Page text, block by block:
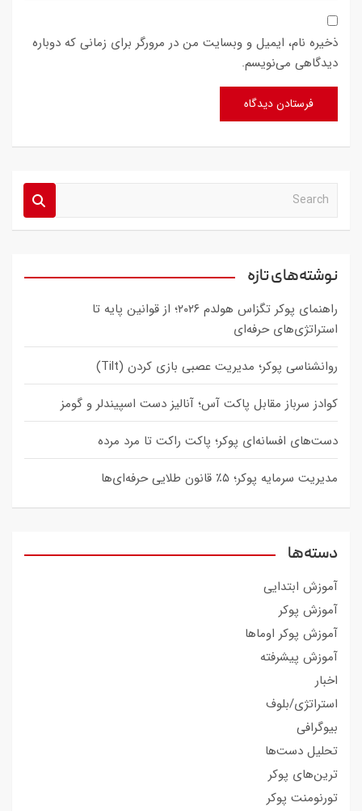
ذخیره نام، ایمیل و وبسایت من در مرورگر برای زمانی که دوباره
دیدگاهی می‌نویسم.
a
c
نوشته‌های تازه
راهنمای پوکر تگزاس هولدم ۲۰۲۶؛ از قوانین پایه تا
استراتژی‌های حرفه‌ای
روانشناسی پوکر؛ مدیریت عصبی بازی کردن (Tilt)
کوادز سرباز مقابل پاکت آس؛ آنالیز دست اسپیندلر و گومز
دست‌های افسانه‌ای پوکر؛ پاکت راکت تا مرد مرده
مدیریت سرمایه پوکر؛ ۵٪ قانون طلایی حرفه‌ای‌ها
دسته‌ها
آموزش ابتدایی
آموزش پوکر
آموزش پوکر اوماها
آموزش پیشرفته
اخبار
استراتژی/بلوف
بیوگرافی
تحلیل دست‌ها
ترین‌های پوکر
تورنومنت پوکر